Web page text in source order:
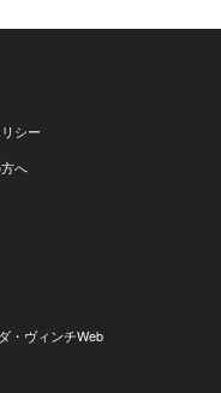
シー
へ
ダ・ヴィンチWeb